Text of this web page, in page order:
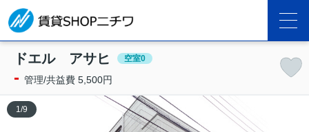
ドエル アサヒ 空室0
- 管理/共益費 5,500円
1 /9